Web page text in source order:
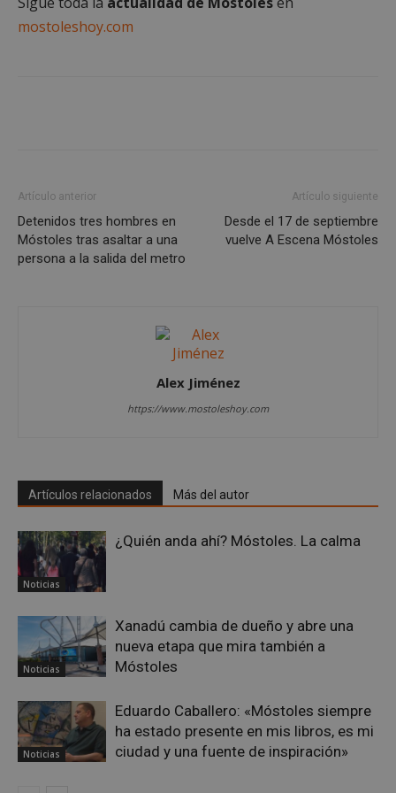
mostoleshoy.com
Artículo anterior
Detenidos tres hombres en
Móstoles tras asaltar a una
persona a la salida del metro
Artículo siguiente
Desde el 17 de septiembre
vuelve A Escena Móstoles
Alex Jiménez
https://www.mostoleshoy.com
Artículos relacionados Más del autor
Noticias
¿Quién anda ahí? Móstoles. La calma
Noticias
Xanadú cambia de dueño y abre una
nueva etapa que mira también a
Móstoles
Noticias
Eduardo Caballero: «Móstoles siempre
ha estado presente en mis libros, es mi
ciudad y una fuente de inspiración»
Cookies de
Cookies estrictamente necesarias
Cookies de rendimiento
Cookies no clasificadas
funcionalidad principal del sitio web, como el
El sitio web no se puede utilizar correctamente sin
__cf_bm
Cloudflare Inc.
.x.com
56
CookieScriptConsent